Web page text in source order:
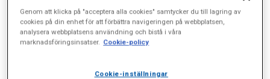
Genom att klicka på "acceptera alla cookies" samtycker du till lagring av
cookies på din enhet för att förbättra navigeringen på webbplatsen,
analysera webbplatsens användning och bistå i våra
marknadsföringsinsatser. Cookie-policy
Cookie-inställningar